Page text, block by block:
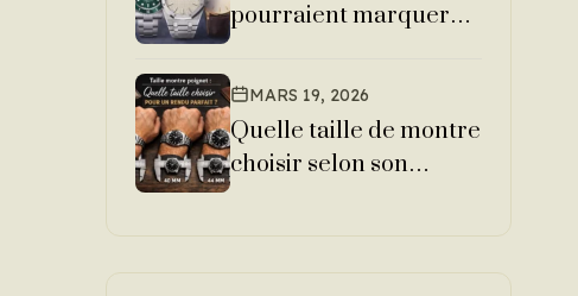
pourraient marquer
2026
MARS 19, 2026
Quelle taille de montre
choisir selon son